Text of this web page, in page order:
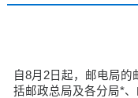
自8月2日起，邮电局
括邮政总局及各分局*